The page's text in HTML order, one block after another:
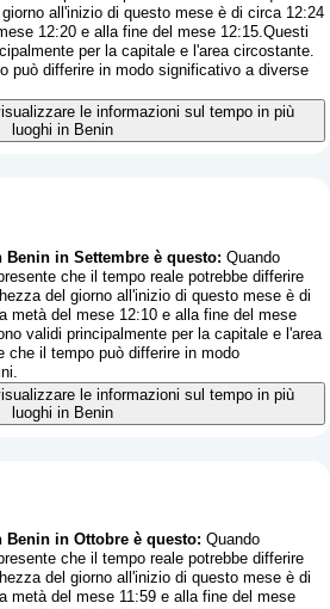
all'inizio di questo mese è di circa 12:24
12:20 e alla fine del mese 12:15.Questi
per la capitale e l'area circostante.
può differire in modo significativo a diverse
le informazioni sul tempo in più
luoghi in Benin
Benin in Settembre è questo: Quando
che il tempo reale potrebbe differire
del giorno all'inizio di questo mese è di
metà del mese 12:10 e alla fine del mese
validi principalmente per la capitale e l'area
che il tempo può differire in modo
le informazioni sul tempo in più
luoghi in Benin
Benin in Ottobre è questo: Quando
che il tempo reale potrebbe differire
del giorno all'inizio di questo mese è di
metà del mese 11:59 e alla fine del mese